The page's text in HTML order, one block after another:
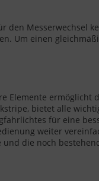
für den
Um einen
Elemente
bietet alle
für eine
weiter
die noch